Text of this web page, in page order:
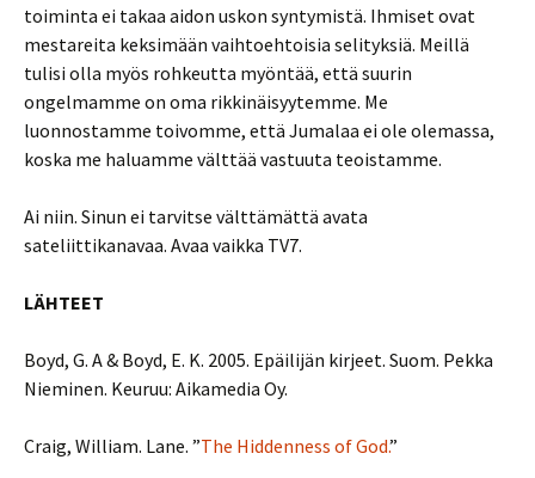
toiminta ei takaa aidon uskon syntymistä. Ihmiset ovat
mestareita keksimään vaihtoehtoisia selityksiä. Meillä
tulisi olla myös rohkeutta myöntää, että suurin
ongelmamme on oma rikkinäisyytemme. Me
luonnostamme toivomme, että Jumalaa ei ole olemassa,
koska me haluamme välttää vastuuta teoistamme.
Ai niin. Sinun ei tarvitse välttämättä avata
sateliittikanavaa. Avaa vaikka TV7.
LÄHTEET
Boyd, G. A & Boyd, E. K. 2005. Epäilijän kirjeet. Suom. Pekka
Nieminen. Keuruu: Aikamedia Oy.
Craig, William. Lane. ”The Hiddenness of God.”